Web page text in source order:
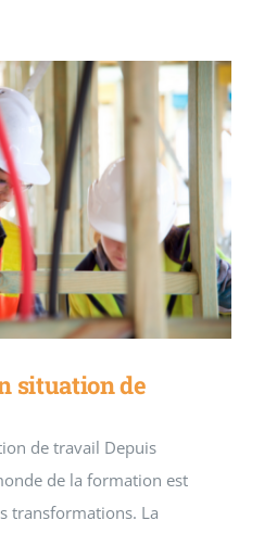
situation de
de travail Depuis
de la formation est
transformations. La